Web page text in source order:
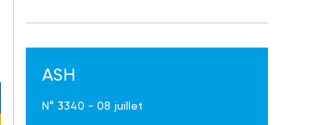
ASH
N° 3340 - 08 juillet